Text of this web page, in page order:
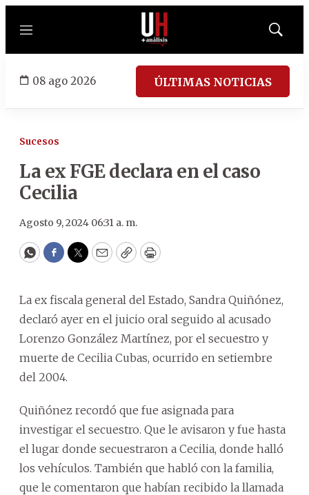
Menú
Mostrar
08 ago 2026 ÚLTIMAS NOTICIAS
Sucesos
La ex FGE declara en el caso
Cecilia
Agosto 9, 2024 06:31 a. m.
WhatsApp
Facebook
Twitter
EmailCopyPrint
La ex fiscala general del Estado, Sandra Quiñónez,
declaró ayer en el juicio oral seguido al acusado
Lorenzo González Martínez, por el secuestro y
muerte de Cecilia Cubas, ocurrido en setiembre
del 2004.
Quiñónez recordó que fue asignada para
investigar el secuestro. Que le avisaron y fue hasta
el lugar donde secuestraron a Cecilia, donde halló
los vehículos. También que habló con la familia,
que le comentaron que habían recibido la llamada